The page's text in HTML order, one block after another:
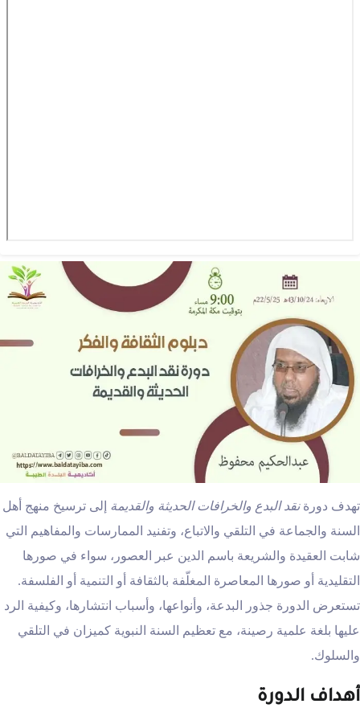
تهدف دورةنقد البدع والخرافات الحديثة والقديمة إلى ترسيخ منهج أهل
السنة والجماعة في التلقي والاتباع، وتفنيد الممارسات والمفاهيم التي
شابت العقيدة والشريعة باسم الدين عبر العصور، سواء في صورها
التقليدية أو صورها المعاصرة المغلّفة بالثقافة أو التنمية أو الفلسفة.
تستعرض الدورة جذور البدعة، وأنواعها، وأسباب انتشارها، وكيفية الرد
عليها بلغة علمية رصينة، مع تعظيم السنة النبوية كميزان في التلقي
والسلوك.
أهداف الدورة